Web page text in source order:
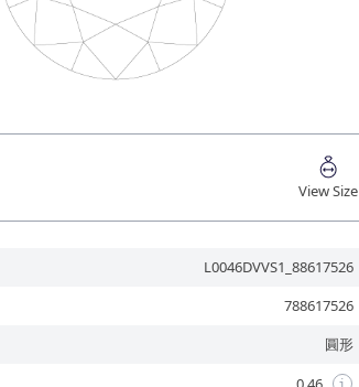
ALL 求婚鑽戒 迪士尼系列鑽戒ALL 結婚戒指
ALL 珠寶鑽飾
View Size
L0046DVVS1_88617526
788617526
圓形